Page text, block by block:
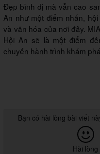
Đẹp bình dị mà vẫn cao
An như một điểm nhấn,
và văn hóa của nơi đây.
Hội An sẽ là một điểm
chuyến hành trình khám
Bạn có hài lòng bài viết
Hài lòng